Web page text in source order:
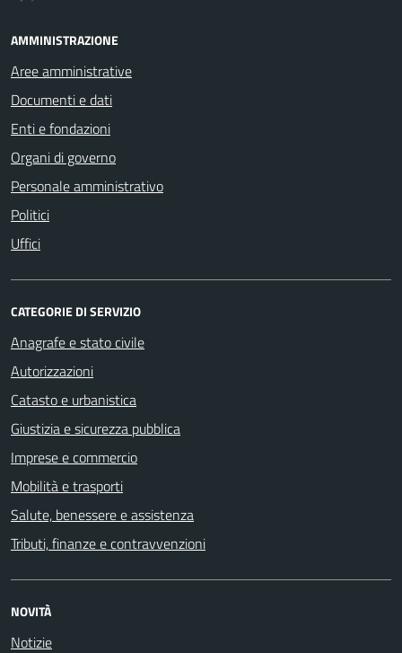
AMMINISTRAZIONE
Aree amministrative
Documenti e dati
Enti e fondazioni
Organi di governo
Personale amministrativo
Politici
Uffici
CATEGORIE DI SERVIZIO
Anagrafe e stato civile
Autorizzazioni
Catasto e urbanistica
Giustizia e sicurezza pubblica
Imprese e commercio
Mobilità e trasporti
Salute, benessere e assistenza
Tributi, finanze e contravvenzioni
NOVITÀ
Notizie